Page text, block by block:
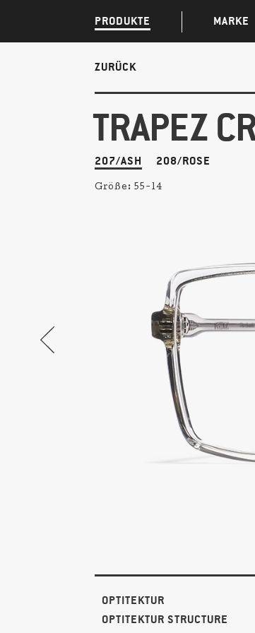
PRODUKTE MARKE
ZURÜCK
TRAPEZ
207/ASH 208/ROSE
Größe:55-14
OPTITEKTUR
OPTITEKTUR STRUCTURE